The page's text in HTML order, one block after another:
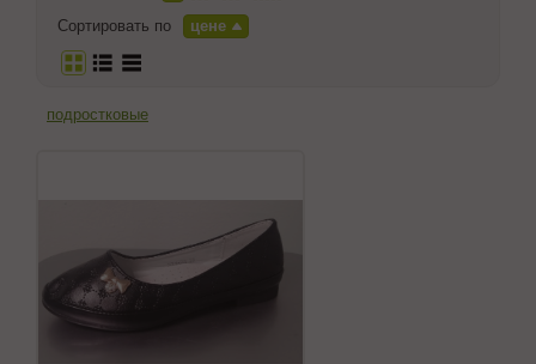
Сортировать по
цене
подростковые